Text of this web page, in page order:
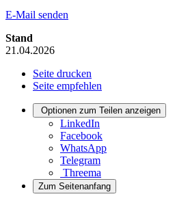
E-Mail senden
Stand
21.04.2026
Seite drucken
Seite empfehlen
Optionen zum Teilen anzeigen
LinkedIn
Facebook
WhatsApp
Telegram
Threema
Zum Seitenanfang